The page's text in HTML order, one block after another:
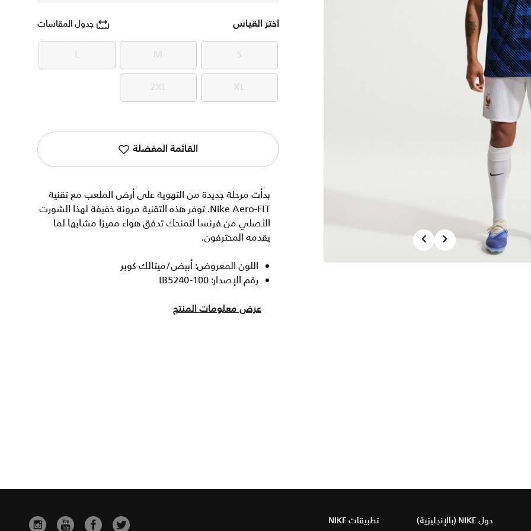
PreviousNext
اختر القياس جدول المقاسات
S
S
M
M
L
L
XL
XL
2XL
2XL
القائمة المفضلة
بدأت مرحلة جديدة من التهوية على أرض الملعب مع تقنية
Nike Aero-FIT. توفر هذه التقنية مرونة خفيفة لهذا الشورت
الأصلي من فرنسا لتمنحك تدفق هواء مميزا مشابها لما
يقدمه المحترفون.
اللون المعروض: أبيض/ميتالك كوبر
رقم الإصدار: IB5240-100
عرض معلومات المنتج
حول NIKE (بالإنجليزية) تطبيقات NIKE